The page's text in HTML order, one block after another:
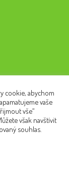
Z peněz
cookie, abychom
vaše
vše“
však navštívit
souhlas.